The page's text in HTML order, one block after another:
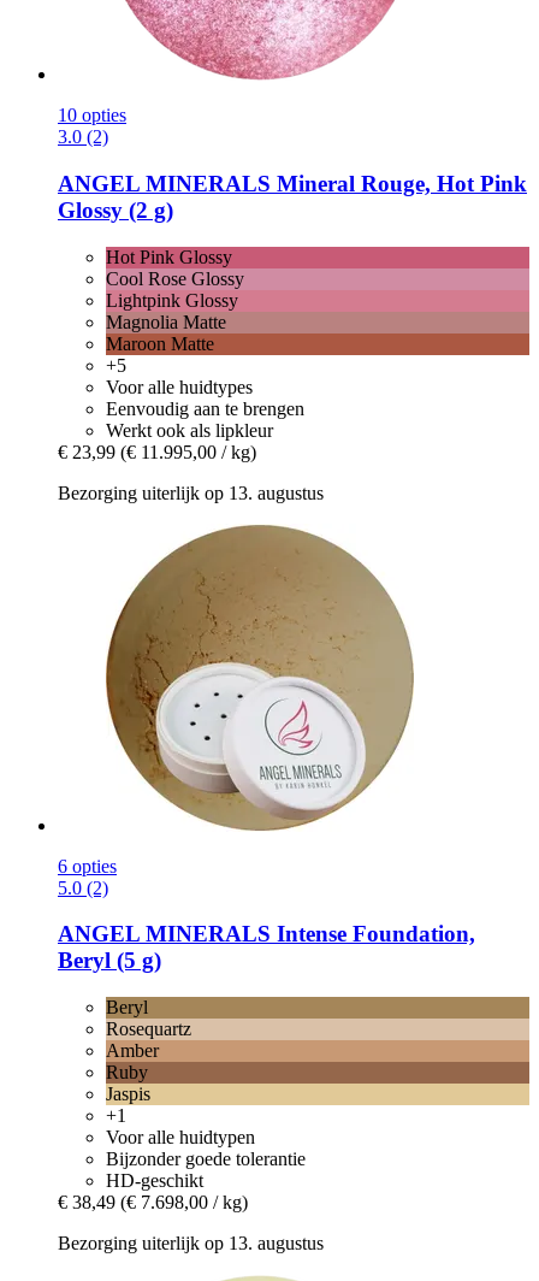
10 opties
3.0 (2)
ANGEL MINERALS Mineral Rouge, Hot Pink
Glossy (2 g)
Hot Pink Glossy
Cool Rose Glossy
Lightpink Glossy
Magnolia Matte
Maroon Matte
+5
Voor alle huidtypes
Eenvoudig aan te brengen
Werkt ook als lipkleur
€ 23,99 (€ 11.995,00 / kg)
Bezorging uiterlijk op 13. augustus
6 opties
5.0 (2)
ANGEL MINERALS Intense Foundation,
Beryl (5 g)
Beryl
Rosequartz
Amber
Ruby
Jaspis
+1
Voor alle huidtypen
Bijzonder goede tolerantie
HD-geschikt
€ 38,49 (€ 7.698,00 / kg)
Bezorging uiterlijk op 13. augustus